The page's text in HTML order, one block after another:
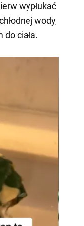
wypłukać
wody,
do ciała.